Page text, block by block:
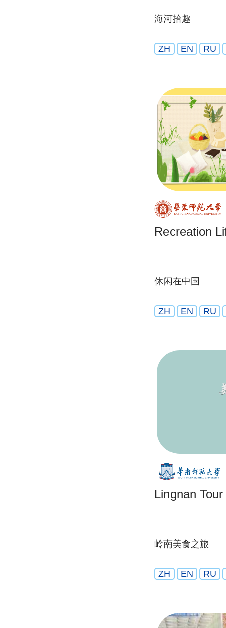
海河拾趣
ZH EN RU
Recreation
休闲在中国
ZH EN RU
Lingnan
岭南美食之旅
ZH EN RU